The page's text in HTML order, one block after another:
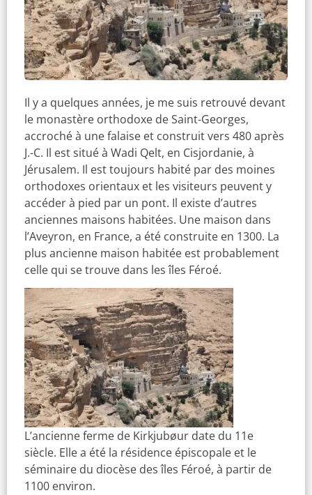
Il y a quelques années, je me suis retrouvé devant
le monastère orthodoxe de Saint-Georges,
accroché à une falaise et construit vers 480 après
J.-C. Il est situé à Wadi Qelt, en Cisjordanie, à
Jérusalem. Il est toujours habité par des moines
orthodoxes orientaux et les visiteurs peuvent y
accéder à pied par un pont. Il existe d’autres
anciennes maisons habitées. Une maison dans
l’Aveyron, en France, a été construite en 1300. La
plus ancienne maison habitée est probablement
celle qui se trouve dans les îles Féroé.
L’ancienne ferme de Kirkjubøur date du 11e
siècle. Elle a été la résidence épiscopale et le
séminaire du diocèse des îles Féroé, à partir de
1100 environ.